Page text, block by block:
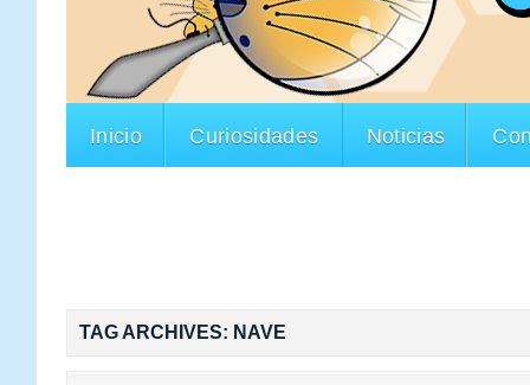
Inicio Curiosidades Noticias
TAG ARCHIVES: NAVE